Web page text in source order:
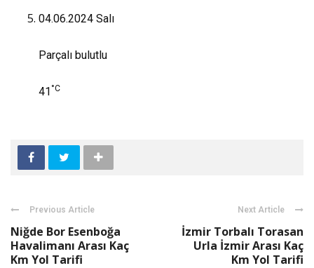
04.06.2024 Salı
Parçalı bulutlu
41 °C
Previous Article
Niğde Bor Esenboğa
Havalimanı Arası Kaç
Km Yol Tarifi
Next Article
İzmir Torbalı Torasan
Urla İzmir Arası Kaç
Km Yol Tarifi